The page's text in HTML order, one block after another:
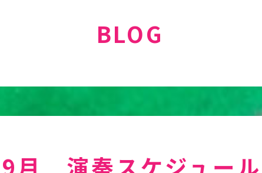
BLOG
演奏スケジュール